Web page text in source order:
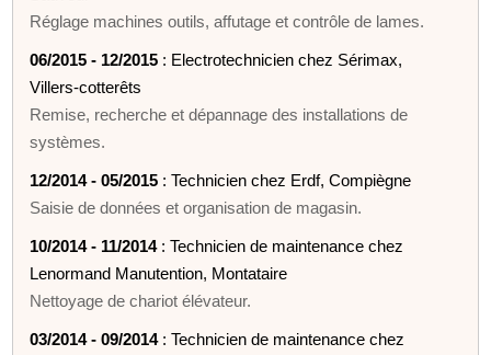
Réglage machines outils, affutage et contrôle de lames.
06/2015 - 12/2015 : Electrotechnicien chez Sérimax,
Villers-cotterêts
Remise, recherche et dépannage des installations de
systèmes.
12/2014 - 05/2015 : Technicien chez Erdf, Compiègne
Saisie de données et organisation de magasin.
10/2014 - 11/2014: Technicien de maintenance chez
Lenormand Manutention, Montataire
Nettoyage de chariot élévateur.
03/2014 - 09/2014: Technicien de maintenance chez